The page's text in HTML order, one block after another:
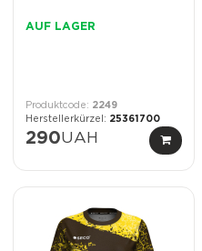
AUF LAGER
2249
25361700
290UAH